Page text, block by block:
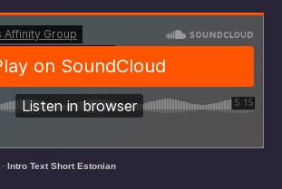
· Intro Text Short Estonian